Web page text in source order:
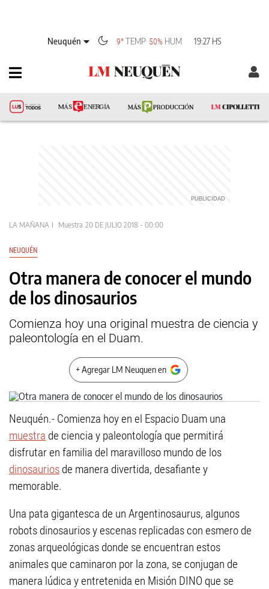
Neuquén 9°TEMP 50% HUM 19:27 HS
LA MAÑANA Muestra 20 DE JULIO 2018 - 00:00
NEUQUÉN
Otra manera de conocer el mundo
de los dinosaurios
Comienza hoy una original muestra de ciencia y
paleontología en el Duam.
+ Agregar LM Neuquen en
Neuquén.- Comienza hoy en el Espacio Duam una
muestra de ciencia y paleontología que permitirá
disfrutar en familia del maravilloso mundo de los
dinosaurios de manera divertida, desafiante y
memorable.
Una pata gigantesca de un Argentinosaurus, algunos
robots dinosaurios y escenas replicadas con esmero de
zonas arqueológicas donde se encuentran estos
animales que caminaron por la zona, se conjugan de
manera lúdica y entretenida en Misión DINO que se